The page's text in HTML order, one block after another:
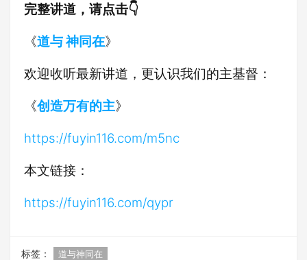
完整讲道，请点击👇
《道与 神同在》
欢迎收听最新讲道，更认识我们的主基督：
《创造万有的主》
https://fuyin116.com/m5nc
本文链接：
https://fuyin116.com/qypr
标签： 道与神同在